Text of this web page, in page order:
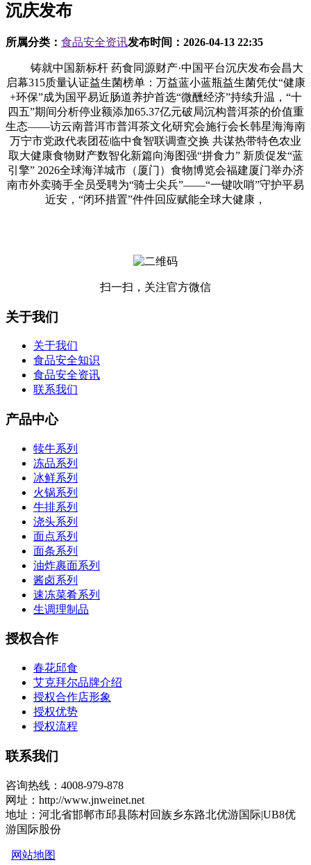
沉庆发布
所属分类： 食品安全资讯发布时间： 2026-04-13 22:35
铸就中国新标杆 药食同源财产·中国平台沉庆发布会昌大
启幕315质量认证益生菌榜单：万益蓝小蓝瓶益生菌凭仗“健康
+环保”成为国平易近肠道养护首选“微醺经济”持续升温，“十
四五”期间分析停业额添加65.37亿元破局沉构普洱茶的价值重
生态——访云南普洱市普洱茶文化研究会施行会长韩星海海南
万宁市党政代表团莅临中食智联调查交换 共谋热带特色农业
取大健康食物财产数智化新篇向海图强“拼食力” 新质促发“蓝
引擎” 2026全球海洋城市（厦门）食物博览会福建厦门举办济
南市外卖骑手全员受聘为“骑士尖兵”——“一键吹哨”守护平易
近安，“闭环措置”件件回应赋能全球大健康，
扫一扫，关注官方微信
关于我们
关于我们
食品安全知识
食品安全资讯
联系我们
产品中心
犊牛系列
冻品系列
冰鲜系列
火锅系列
牛排系列
浇头系列
面点系列
面条系列
油炸裹面系列
酱卤系列
速冻菜肴系列
生调理制品
授权合作
春花邱食
艾克拜尔品牌介绍
授权合作店形象
授权优势
授权流程
联系我们
咨询热线：4008-979-878
网址：http://www.jnweinet.net
地址：河北省邯郸市邱县陈村回族乡东路北优游国际|UB8优
游国际股份
网站地图